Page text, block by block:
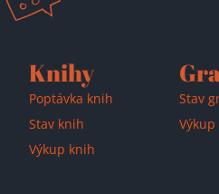
Přidáno do
Knihy
Poptávka knih
Stav knih
Výkup knih
Stav